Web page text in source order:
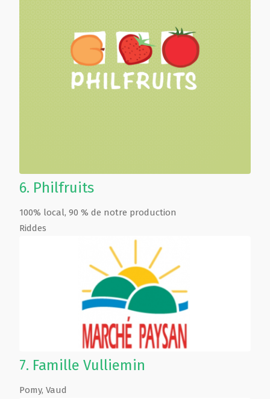
6. Philfruits
100% local, 90 % de notre production
Riddes
7. Famille Vulliemin
Pomy, Vaud